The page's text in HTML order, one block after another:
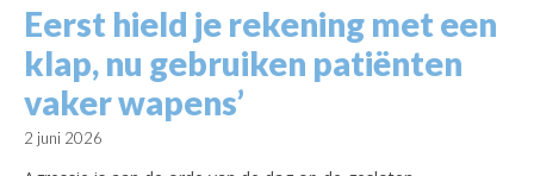
Eerst hield je rekening met een
klap, nu gebruiken pa­tiënten
vaker wapens’
2 juni 2026